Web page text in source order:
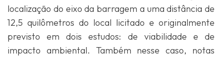
localização do eixo da barragem a uma distância de
12,5 quilômetros do local licitado e originalmente
previsto em dois estudos: de viabilidade e de
impacto ambiental. Também nesse caso, notas